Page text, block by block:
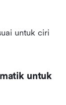
untuk ciri
untuk